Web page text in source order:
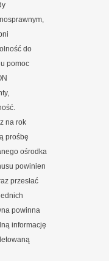
do
pomoc
na rok
prośbę
ośrodka
powinien
przesłać
powinna
informację